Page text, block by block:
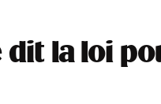
dit la loi